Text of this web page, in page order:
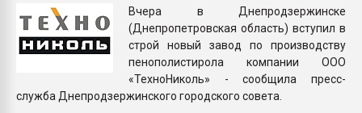
ПЕРЕЙТИ НА
Вчера в Днепродзержинске
(Днепропетровская область) вступил в
строй новый завод по производству
пенополистирола компании ООО
«ТехноНиколь» - сообщила пресс-
служба Днепродзержинского городского совета.